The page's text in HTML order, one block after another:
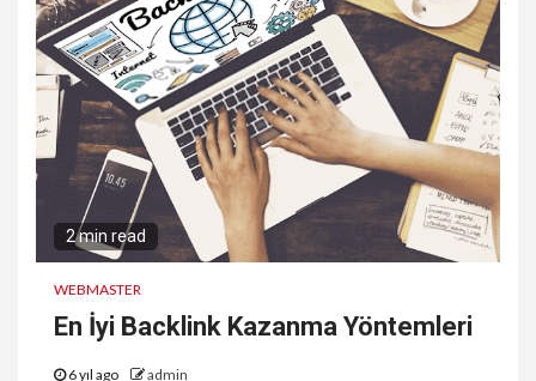
2 min read
WEBMASTER
En İyi Backlink Kazanma Yöntemleri
6 yıl ago admin